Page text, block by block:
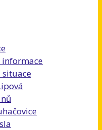
informace